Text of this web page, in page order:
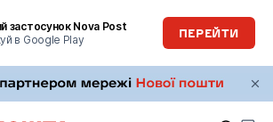
застосунок Nova Post
в Google Play
ПЕРЕЙТИ